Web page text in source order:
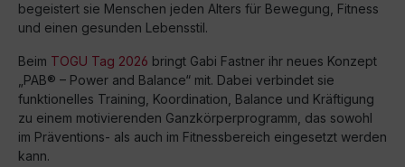
begeistert sie Menschen jeden Alters für Bewegung, Fitness
und einen gesunden Lebensstil.
Beim TOGU Tag 2026 bringt Gabi Fastner ihr neues Konzept
„PAB® – Power and Balance“ mit. Dabei verbindet sie
funktionelles Training, Koordination, Balance und Kräftigung
zu einem motivierenden Ganzkörperprogramm, das sowohl
im Präventions- als auch im Fitnessbereich eingesetzt werden
kann.